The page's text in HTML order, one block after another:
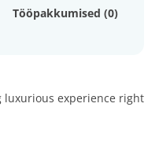
Tööpakkumised (0)
luxurious experience right